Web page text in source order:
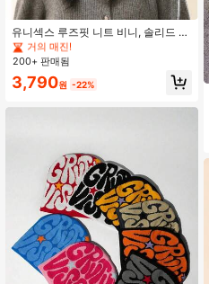
유니섹스 루즈핏 니트 비니, 솔리드 컬
러 리브드 소프트 윈터 웜 모자, 캐주
얼 스트리트웨어 스타일, 야외 활동,
일상 출퇴근, 겨울 코디에 적합
#1 TOP 3위
폴리에스터 남자 비니 모자
거의 매진!
#1 TOP 3위
거의 매진!
#1 TOP 3위
거의 매진!
#1 TOP 3위
거의 매진!
200+ 판매됨
3,790원 -22%